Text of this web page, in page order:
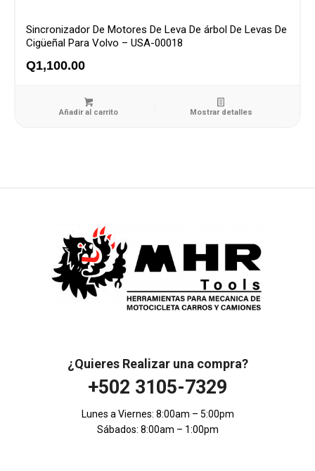
Sincronizador De Motores De Leva De árbol De Levas De
Cigüeñal Para Volvo – USA-00018
Q1,100.00
Añadir al carrito Mostrar detalles
¿Quieres Realizar una compra?
+502 3105-7329
Lunes a Viernes: 8:00am – 5:00pm
Sábados: 8:00am – 1:00pm